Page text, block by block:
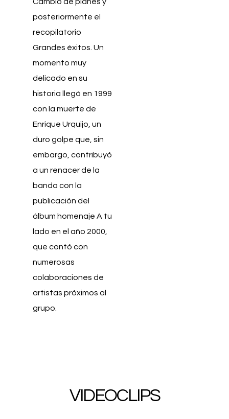
posteriormente el
recopilatorio
Grandes éxitos. Un
momento muy
delicado en su
historia llegó en 1999
con la muerte de
Enrique Urquijo, un
duro golpe que, sin
embargo, contribuyó
a un renacer de la
banda con la
publicación del
álbum homenaje A tu
lado en el año 2000,
que contó con
numerosas
colaboraciones de
artistas próximos al
grupo.
VIDEOCLIPS